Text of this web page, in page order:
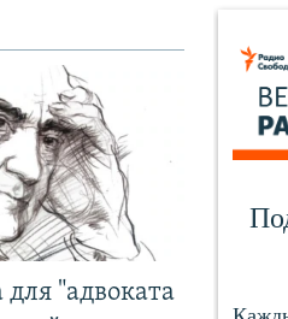
"адвоката